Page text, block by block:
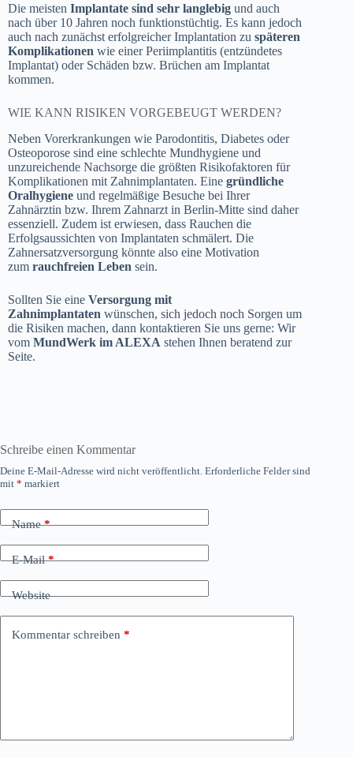
Die meisten Implantate sind sehr langlebig und auch
nach über 10 Jahren noch funktionstüchtig. Es kann jedoch
auch nach zunächst erfolgreicher Implantation zu späteren
Komplikationen wie einer Periimplantitis (entzündetes
Implantat) oder Schäden bzw. Brüchen am Implantat
kommen.
WIE KANN RISIKEN VORGEBEUGT WERDEN?
Neben Vorerkrankungen wie Parodontitis, Diabetes oder
Osteoporose sind eine schlechte Mundhygiene und
unzureichende Nachsorge die größten Risikofaktoren für
Komplikationen mit Zahnimplantaten. Eine gründliche
Oralhygiene und regelmäßige Besuche bei Ihrer
Zahnärztin bzw. Ihrem Zahnarzt in Berlin-Mitte sind daher
essenziell. Zudem ist erwiesen, dass Rauchen die
Erfolgsaussichten von Implantaten schmälert. Die
Zahnersatzversorgung könnte also eine Motivation
zum rauchfreien Leben sein.
Sollten Sie eine Versorgung mit
Zahnimplantaten wünschen, sich jedoch noch Sorgen um
die Risiken machen, dann kontaktieren Sie uns gerne: Wir
vom MundWerk im ALEXA stehen Ihnen beratend zur
Seite.
Schreibe einen Kommentar
Deine E-Mail-Adresse wird nicht veröffentlicht. Erforderliche Felder sind
mit * markiert
Name*
E-Mail*
Website
Kommentar schreiben *